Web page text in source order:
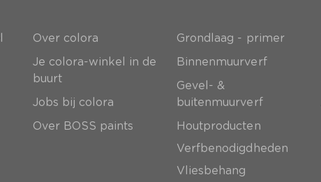
Over colora
Je colora-winkel in de
buurt
Jobs bij colora
Over BOSS paints
Grondlaag - primer
Binnenmuurverf
Gevel- &
buitenmuurverf
Houtproducten
Verfbenodigdheden
Vliesbehang